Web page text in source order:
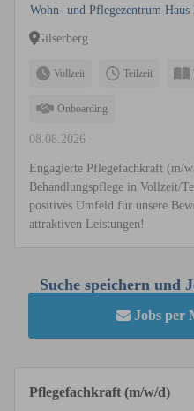
Wohn- und Pflegezentrum
Gilserberg
Vollzeit Teilzeit
Onboarding
08.08.2026
Engagierte Pflegefachkraft
Behandlungspflege in Vollzeit/
positives Umfeld für unsere
attraktiven Leistungen!
Suche speichern und
Jobs per
Pflegefachkraft (m/w/d)